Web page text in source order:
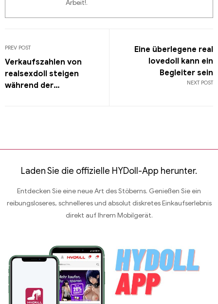
Arbeit!.
PREV POST
Verkaufszahlen von
realsexdoll steigen
während der
NEXT POST
Eine überlegene real
lovedoll kann ein
Begleiter sein
Laden Sie die offizielle HYDoll-App herunter.
Entdecken Sie eine neue Art des Stöberns. Genießen Sie ein
reibungsloseres, schnelleres und absolut diskretes Einkaufserlebnis
direkt auf Ihrem Mobilgerät.